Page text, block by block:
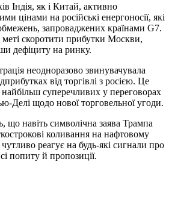
Індія, як і Китай, активно
цінами на російські енергоносії, які
запроваджених країнами G7.
скоротити прибутки Москви,
дефіциту на ринку.
неодноразово звинувачувала
від торгівлі з росією. Це
суперечливих у переговорах
Делі щодо нової торговельної угоди.
що навіть символічна заява Трампа
коливання на нафтовому
реагує на будь-які сигнали про
попиту й пропозиції.